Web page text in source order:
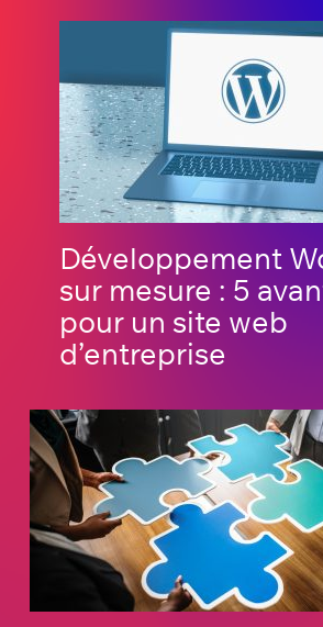
Développement
sur mesure : 5
pour un site web
d’entreprise